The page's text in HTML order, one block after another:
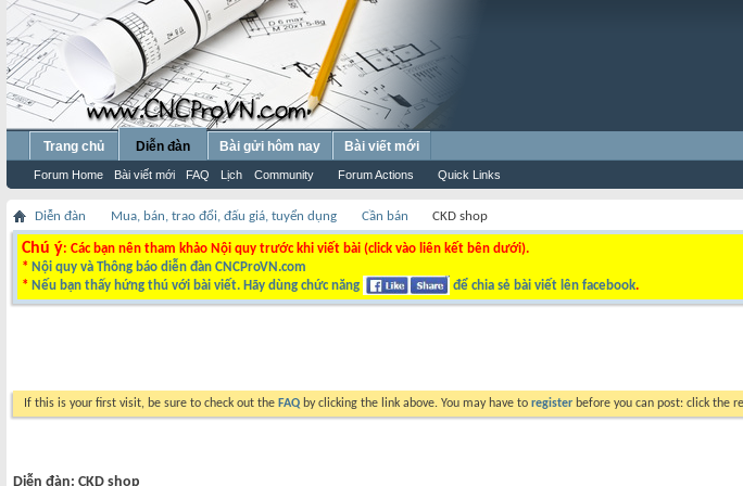
Trang chủ Diễn đàn
Forum Home Bài viết mới FAQ Lịch Community Forum Actions Quick Links
Bài gửi hôm nay Bài viết mới
Diễn đàn Mua, bán, trao đổi, đấu giá, tuyển dụng Cần bán CKD shop
Chú ý: Các bạn nên tham khảo Nội quy trước khi viết bài (click vào liên kết bên dưới).
* Nội quy và Thông báo diễn đàn CNCProVN.com
* Nếu bạn thấy hứng thú với bài viết. Hãy dùng chức năng để chia sẻ bài viết lên facebook.
If this is your first visit, be sure to check out the FAQ by clicking the link above. You may have to register before you can post: click the
Diễn đàn: CKD shop